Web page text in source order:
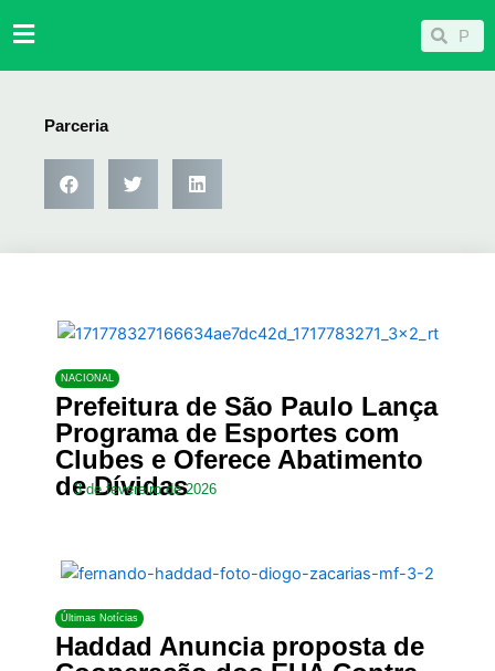
para
Pesquisar
Parceria
NACIONAL
Prefeitura de São Paulo Lança
Programa de Esportes com
Clubes e Oferece Abatimento
de Dívidas
3 de fevereiro de 2026
Últimas Notícias
Haddad Anuncia proposta de